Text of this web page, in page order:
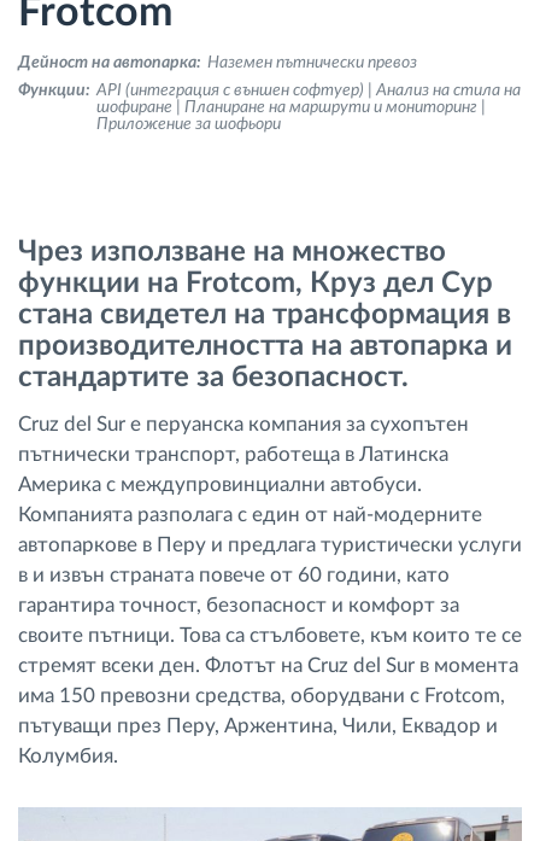
Дистанционно сваляне на данни от тахограф
Контрол на достъпа
Планиране на маршрути и мониторинг
Автоматична идентификация на шофьора
Разберете за всички функционалности
Как отговаряме на нуждите на всяка
флота
Калкулатор за спестявания
Frotcom
Дейност на автопарка: Наземен пътнически превоз
Функции: API (интеграция с външен софтуер) | Анализ на стила на
шофиране | Планиране на маршрути и мониторинг |
Приложение за шофьори
Чрез използване на множество
функции на Frotcom, Круз дел Сур
стана свидетел на трансформация в
производителността на автопарка и
стандартите за безопасност.
Cruz del Sur е перуанска компания за сухопътен
пътнически транспорт, работеща в Латинска
Америка с междупровинциални автобуси.
Компанията разполага с един от най-модерните
автопаркове в Перу и предлага туристически услуги
в и извън страната повече от 60 години, като
гарантира точност, безопасност и комфорт за
своите пътници. Това са стълбовете, към които те се
стремят всеки ден. Флотът на Cruz del Sur в момента
има 150 превозни средства, оборудвани с Frotcom,
пътуващи през Перу, Аржентина, Чили, Еквадор и
Колумбия.